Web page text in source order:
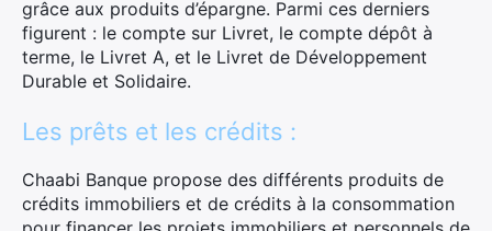
grâce aux produits d’épargne. Parmi ces derniers
figurent : le compte sur Livret, le compte dépôt à
terme, le Livret A, et le Livret de Développement
Durable et Solidaire.
Les prêts et les crédits :
Chaabi Banque propose des différents produits de
crédits immobiliers et de crédits à la consommation